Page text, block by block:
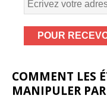
COMMENT LES
MANIPULER PAR